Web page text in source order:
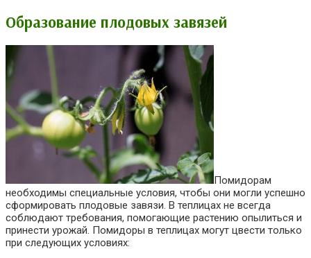
Образование плодовых завязей
Помидорам
необходимы специальные условия, чтобы они могли успешно
сформировать плодовые завязи. В теплицах не всегда
соблюдают требования, помогающие растению опылиться и
принести урожай. Помидоры в теплицах могут цвести только
при следующих условиях: